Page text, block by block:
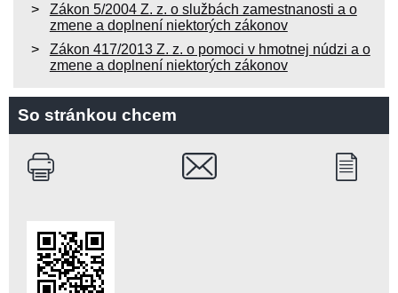
Zákon 5/2004 Z. z. o službách zamestnanosti a o
zmene a doplnení niektorých zákonov
Zákon 417/2013 Z. z. o pomoci v hmotnej núdzi a o
zmene a doplnení niektorých zákonov
So stránkou chcem